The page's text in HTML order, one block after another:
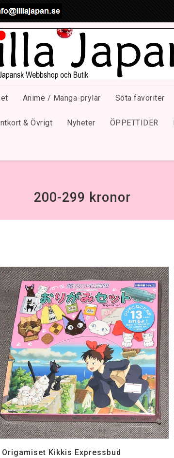
Anime / Manga-prylar Söta favoriter
& Övrigt Nyheter ÖPPETTIDER
200-299 kronor
Origamiset Kikkis Expressbud